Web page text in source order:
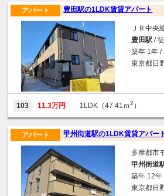
豊田駅の1LDK賃貸アパート
アパート
ＪＲ中央
豊田駅 /
築年 1年 /
東京都日
103 11.3万円 1LDK（47.41ｍ2 ）
甲州街道駅の1LDK賃貸アパー
アパート
多摩都市
甲州街道
築年 12年
東京都日